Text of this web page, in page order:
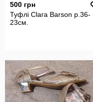
500 грн
Туфлі Clara Barson р.36-
23см.